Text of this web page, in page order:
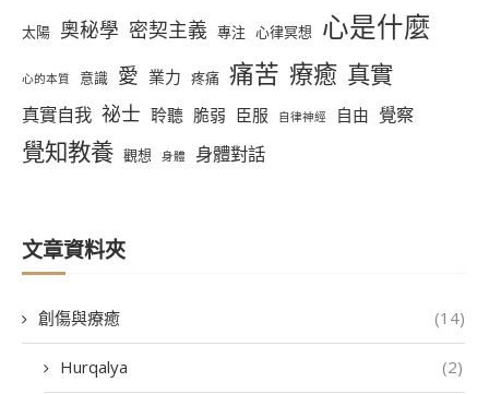
太陽 奧秘學 密契主義 專注 心律冥想 心是什麼
心的本質 意識 愛 業力 疼痛 痛苦 療癒 真實
真實自我 祕士 聆聽 脆弱 臣服 自律神經 自由 覺察
覺知教養 觀想 身體 身體對話
文章資料夾
創傷與療癒 (14)
Hurqalya (2)